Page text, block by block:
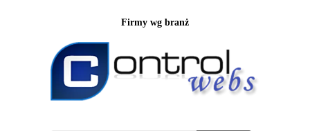
Firmy wg branż